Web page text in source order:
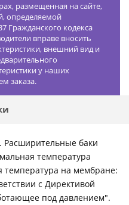
размещенная на сайте,
определяемой
Гражданского кодекса
вправе вносить
внешний вид и
у наших
заказа.
Расширительные баки
температура
температура на мембране:
с Директивой
под давлением".